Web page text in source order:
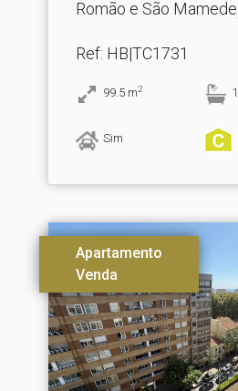
Romão e São
Ref: HB|TC1731
99.5 m2 1
Sim
Apartamento
Venda